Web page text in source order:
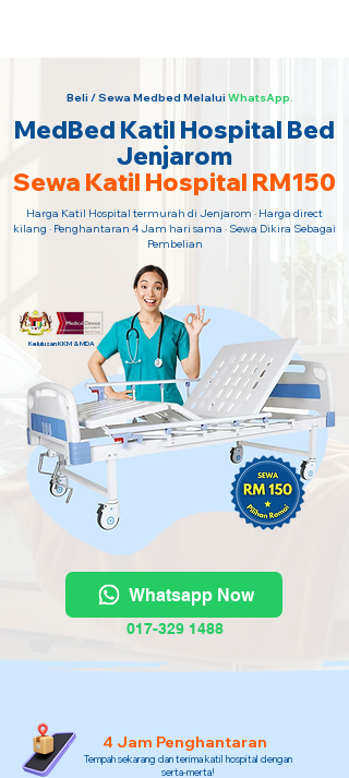
Beli / Sewa Medbed Melalui WhatsApp.
MedBed Katil Hospital Bed
Jenjarom
Sewa Katil Hospital RM150
Harga Katil Hospital termurah di Jenjarom · Harga direct
kilang · Penghantaran 4 Jam hari sama · Sewa Dikira Sebagai
Pembelian
Kelulusan KKM & MDA
Whatsapp Now
017-329 1488
4 Jam Penghantaran
Tempah sekarang dan terima katil hospital dengan
serta-merta!